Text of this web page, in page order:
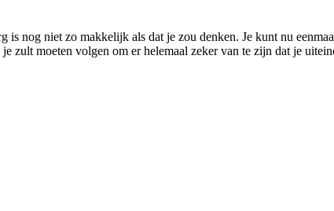
nog niet zo makkelijk als dat je zou denken. Je kunt nu
zult moeten volgen om er helemaal zeker van te zijn dat je